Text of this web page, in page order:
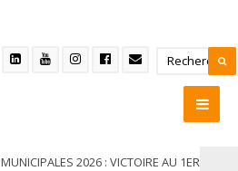
MUNICIPALES 2026 : VICTOIRE AU 1ER